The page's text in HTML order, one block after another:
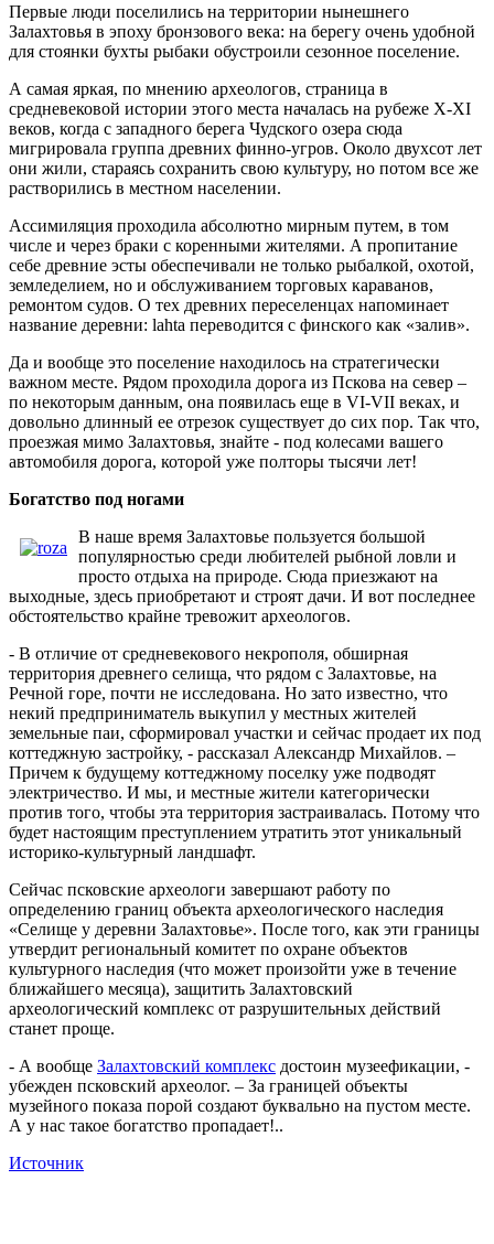
Первые люди поселились на территории нынешнего
Залахтовья в эпоху бронзового века: на берегу очень удобной
для стоянки бухты рыбаки обустроили сезонное поселение.
А самая яркая, по мнению археологов, страница в
средневековой истории этого места началась на рубеже X-XI
веков, когда с западного берега Чудского озера сюда
мигрировала группа древних финно-угров. Около двухсот лет
они жили, стараясь сохранить свою культуру, но потом все же
растворились в местном населении.
Ассимиляция проходила абсолютно мирным путем, в том
числе и через браки с коренными жителями. А пропитание
себе древние эсты обеспечивали не только рыбалкой, охотой,
земледелием, но и обслуживанием торговых караванов,
ремонтом судов. О тех древних переселенцах напоминает
название деревни: lahta переводится с финского как «залив».
Да и вообще это поселение находилось на стратегически
важном месте. Рядом проходила дорога из Пскова на север –
по некоторым данным, она появилась еще в VI-VII веках, и
довольно длинный ее отрезок существует до сих пор. Так что,
проезжая мимо Залахтовья, знайте - под колесами вашего
автомобиля дорога, которой уже полторы тысячи лет!
Богатство под ногами
В наше время Залахтовье пользуется большой
популярностью среди любителей рыбной ловли и
просто отдыха на природе. Сюда приезжают на
выходные, здесь приобретают и строят дачи. И вот последнее
обстоятельство крайне тревожит археологов.
- В отличие от средневекового некрополя, обширная
территория древнего селища, что рядом с Залахтовье, на
Речной горе, почти не исследована. Но зато известно, что
некий предприниматель выкупил у местных жителей
земельные паи, сформировал участки и сейчас продает их под
коттеджную застройку, - рассказал Александр Михайлов. –
Причем к будущему коттеджному поселку уже подводят
электричество. И мы, и местные жители категорически
против того, чтобы эта территория застраивалась. Потому что
будет настоящим преступлением утратить этот уникальный
историко-культурный ландшафт.
Сейчас псковские археологи завершают работу по
определению границ объекта археологического наследия
«Селище у деревни Залахтовье». После того, как эти границы
утвердит региональный комитет по охране объектов
культурного наследия (что может произойти уже в течение
ближайшего месяца), защитить Залахтовский
археологический комплекс от разрушительных действий
станет проще.
- А вообще Залахтовский комплекс достоин музеефикации, -
убежден псковский археолог. – За границей объекты
музейного показа порой создают буквально на пустом месте.
А у нас такое богатство пропадает!..
Источник